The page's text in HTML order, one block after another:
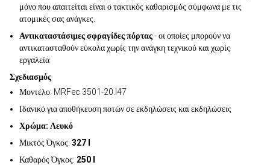
μόνο που απαιτείται είναι ο τακτικός καθαρισμός σύμφωνα με τις
ατομικές σας ανάγκες.
Αντικαταστάσιμες σφραγίδες πόρτας- οι οποίες μπορούν να
αντικατασταθούν εύκολα χωρίς την ανάγκη τεχνικού και χωρίς
εργαλεία
Σχεδιασμός
Μοντέλο: MRFec 3501-20.I47
Ιδανικό για αποθήκευση ποτών σε εκδηλώσεις και εκδηλώσεις
Χρώμα: Λευκό
Μικτός Όγκος: 327 l
Καθαρός Όγκος: 250 l